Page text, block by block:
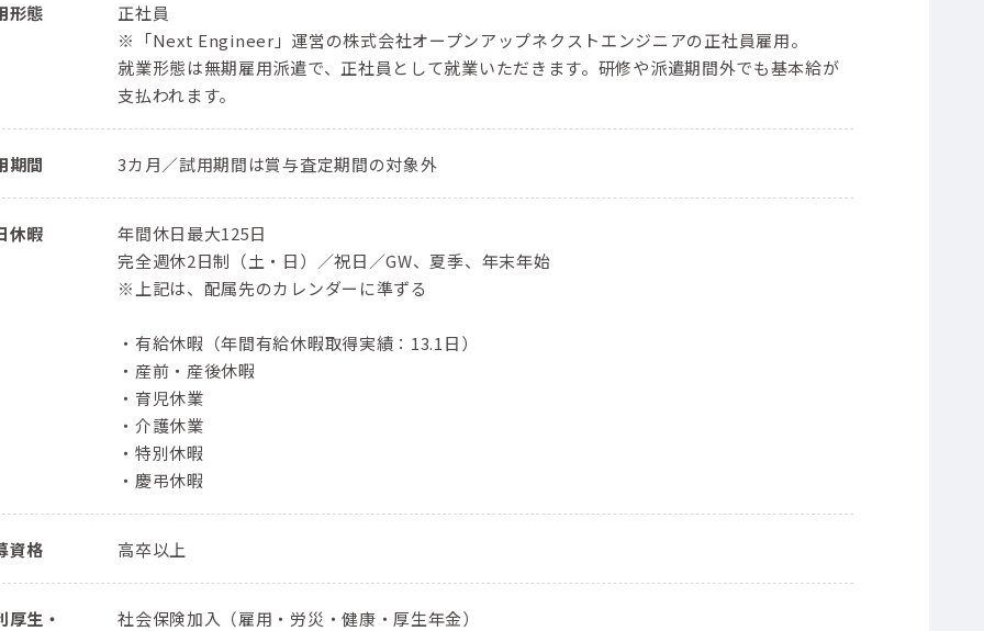
形態
正社員
※「Next Engineer」運営の株式会社オープンアップネクストエンジニアの正社員雇用。
就業形態は無期雇用派遣で、正社員として就業いただきます。研修や派遣期間外でも基本給が
支払われます。
期間 3カ月／試用期間は賞与査定期間の対象外
休暇
年間休日最大125日
完全週休2日制（土・日）／祝日／GW、夏季、年末年始
※上記は、配属先のカレンダーに準ずる
・有給休暇（年間有給休暇取得実績：13.1日）
・産前・産後休暇
・育児休業
・介護休業
・特別休暇
・慶弔休暇
資格 高卒以上
厚生・
社会保険加入（雇用・労災・健康・厚生年金）